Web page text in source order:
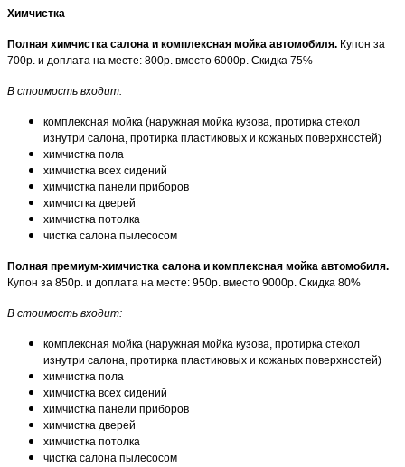
Химчистка
Полная химчистка салона и комплексная мойка автомобиля. Купон за
700р. и доплата на месте: 800р. вместо 6000р. Скидка 75%
В стоимость входит:
комплексная мойка (наружная мойка кузова, протирка стекол
изнутри салона, протирка пластиковых и кожаных поверхностей)
химчистка пола
химчистка всех сидений
химчистка панели приборов
химчистка дверей
химчистка потолка
чистка салона пылесосом
Полная премиум-химчистка салона и комплексная мойка автомобиля.
Купон за 850р. и доплата на месте: 950р. вместо 9000р. Скидка 80%
В стоимость входит:
комплексная мойка (наружная мойка кузова, протирка стекол
изнутри салона, протирка пластиковых и кожаных поверхностей)
химчистка пола
химчистка всех сидений
химчистка панели приборов
химчистка дверей
химчистка потолка
чистка салона пылесосом